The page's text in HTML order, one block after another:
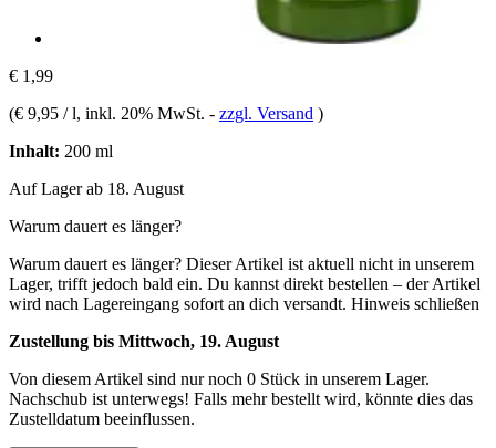
€ 1,99
(€ 9,95 / l, inkl. 20% MwSt. - zzgl. Versand )
Inhalt: 200 ml
Auf Lager ab 18. August
Warum dauert es länger?
Warum dauert es länger? Dieser Artikel ist aktuell nicht in unserem
Lager, trifft jedoch bald ein. Du kannst direkt bestellen – der Artikel
wird nach Lagereingang sofort an dich versandt. Hinweis schließen
Zustellung bis Mittwoch, 19. August
Von diesem Artikel sind nur noch 0 Stück in unserem Lager.
Nachschub ist unterwegs! Falls mehr bestellt wird, könnte dies das
Zustelldatum beeinflussen.